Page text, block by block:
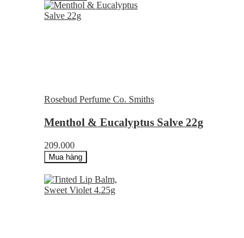
Rosebud Perfume Co. Smiths
Menthol & Eucalyptus Salve 22g
209.000
Mua hàng